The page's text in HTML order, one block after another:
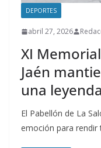
DEPORTES
abril 27, 2026
XI
Jaén
una
El Pabellón de La
emoción para rendir